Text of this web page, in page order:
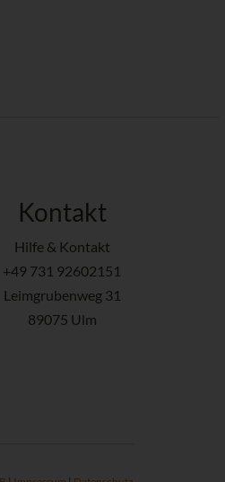
Kontakt
Hilfe & Kontakt
+49 731 92602151
Leimgrubenweg 31
89075 Ulm